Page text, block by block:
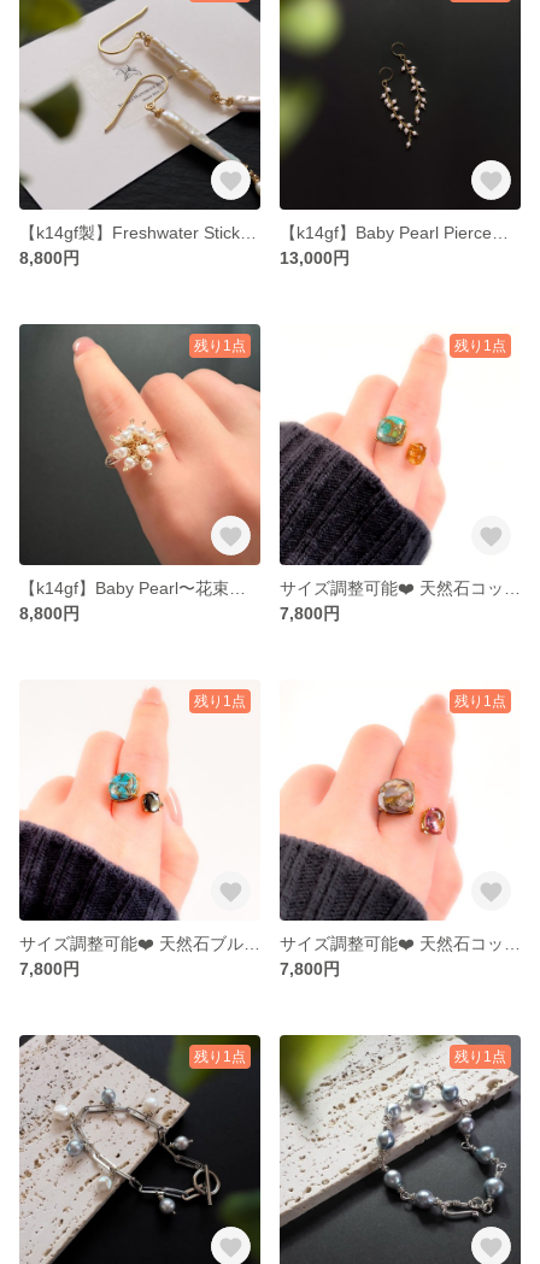
8,800円
13,000円
残り1点
8,800円
残り1点
7,800円
残り1点
7,800円
残り1点
7,800円
残り1点 残り1点